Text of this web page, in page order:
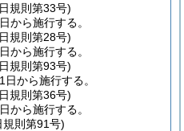
規則第33号)
から施行する。
規則第28号)
から施行する。
規則第93号)
から施行する。
規則第36号)
から施行する。
規則第91号)